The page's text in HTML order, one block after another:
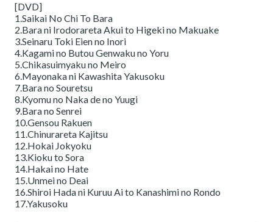
[DVD]
1.Saikai No Chi To Bara
2.Bara ni Irodorareta Akui to Higeki no Makuake
3.Seinaru Toki Eien no Inori
4.Kagami no Butou Genwaku no Yoru
5.Chikasuimyaku no Meiro
6.Mayonaka ni Kawashita Yakusoku
7.Bara no Souretsu
8.Kyomu no Naka de no Yuugi
9.Bara no Senrei
10.Gensou Rakuen
11.Chinurareta Kajitsu
12.Hokai Jokyoku
13.Kioku to Sora
14.Hakai no Hate
15.Unmei no Deai
16.Shiroi Hada ni Kuruu Ai to Kanashimi no Rondo
17.Yakusoku